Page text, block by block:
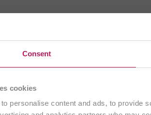
Consent
cookies
personalise content and ads, to provide